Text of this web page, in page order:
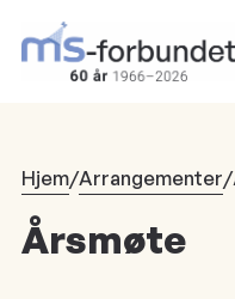
hovedinnhold
Hjem/Arrangementer/
Årsmøte